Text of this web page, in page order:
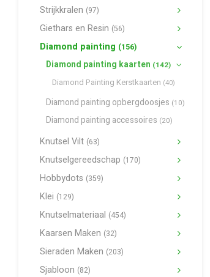
Strijkkralen (97)
Giethars en Resin (56)
Diamond painting (156)
Diamond painting kaarten (142)
Diamond Painting Kerstkaarten (40)
Diamond painting opbergdoosjes (10)
Diamond painting accessoires (20)
Knutsel Vilt (63)
Knutselgereedschap (170)
Hobbydots (359)
Klei (129)
Knutselmateriaal (454)
Kaarsen Maken (32)
Sieraden Maken (203)
Sjabloon (82)